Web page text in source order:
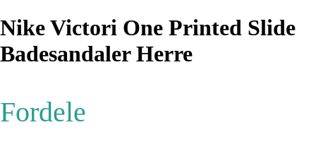
Nike Victori One Printed Slide
Badesandaler Herre
Fordele